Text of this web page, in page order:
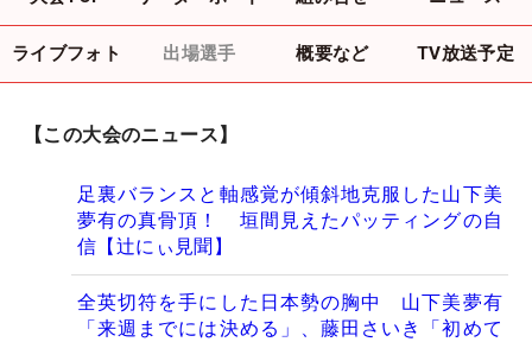
ライブフォト 出場選手 概要など TV放送予定
【この大会のニュース】
足裏バランスと軸感覚が傾斜地克服した山下美
夢有の真骨頂！ 垣間見えたパッティングの自
信【辻にぃ見聞】
全英切符を手にした日本勢の胸中 山下美夢有
「来週までには決める」、藤田さいき「初めて